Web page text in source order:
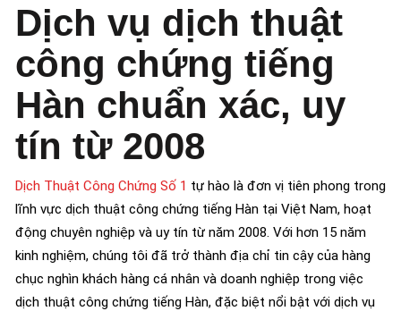
Dịch vụ dịch thuật
công chứng tiếng
Hàn chuẩn xác, uy
tín từ 2008
Dịch Thuật Công Chứng Số 1 tự hào là đơn vị tiên phong trong
lĩnh vực dịch thuật công chứng tiếng Hàn tại Việt Nam, hoạt
động chuyên nghiệp và uy tín từ năm 2008. Với hơn 15 năm
kinh nghiệm, chúng tôi đã trở thành địa chỉ tin cậy của hàng
chục nghìn khách hàng cá nhân và doanh nghiệp trong việc
dịch thuật công chứng tiếng Hàn, đặc biệt nổi bật với dịch vụ